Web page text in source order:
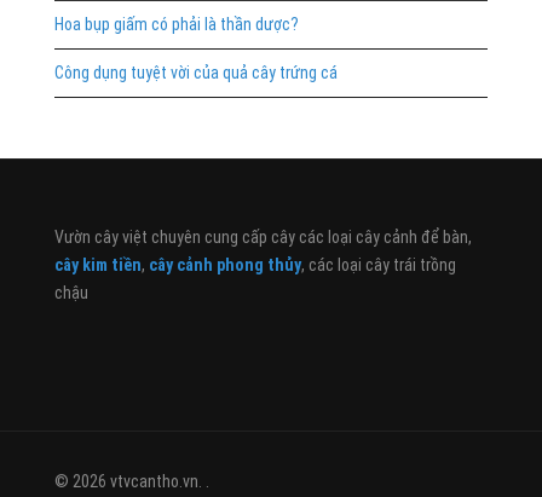
Hoa bụp giấm có phải là thần dược?
Công dụng tuyệt vời của quả cây trứng cá
Vườn cây việt chuyên cung cấp cây các loại cây cảnh để bàn,
cây kim tiền, cây cảnh phong thủy, các loại cây trái trồng
chậu
© 2026 vtvcantho.vn. .